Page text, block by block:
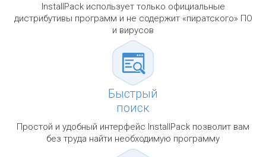
InstallPack использует только официальные
дистрибутивы программ и не содержит «пиратского» ПО
и вирусов
Быстрый
поиск
Простой и удобный интерфейс InstallPack позволит вам
без труда найти необходимую программу